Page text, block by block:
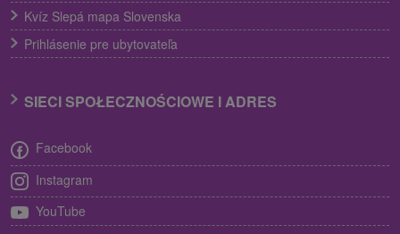
Kvíz Slepá mapa Slovenska
Prihlásenie pre ubytovateľa
SIECI SPOŁECZNOŚCIOWE I ADRES
Facebook
Instagram
YouTube